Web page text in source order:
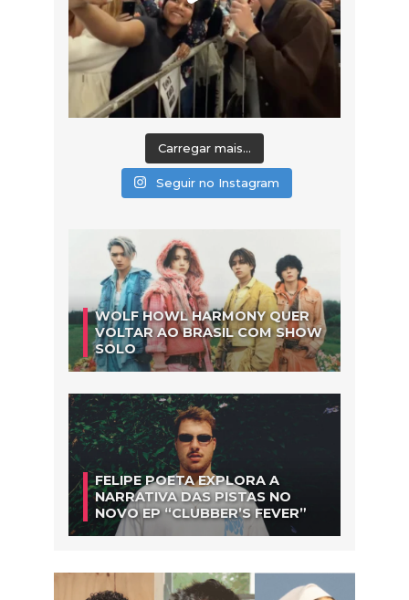
Carregar mais...
Seguir no Instagram
WOLF HOWL HARMONY QUER
VOLTAR AO BRASIL COM SHOW
SOLO
FELIPE POETA EXPLORA A
NARRATIVA DAS PISTAS NO
NOVO EP “CLUBBER’S FEVER”